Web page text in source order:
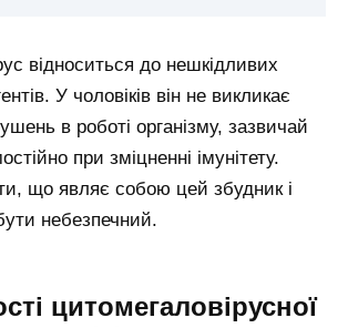
відноситься до нешкідливих
У чоловіків він не викликає
в роботі організму, зазвичай
при зміцненні імунітету.
що являє собою цей збудник і
небезпечний.
цитомегаловірусної